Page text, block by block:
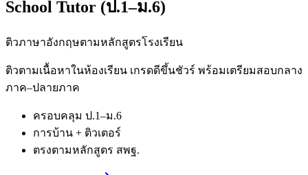
School Tutor (ป.1–ม.6)
ติวภาษาอังกฤษตามหลักสูตรโรงเรียน
ติวตามเนื้อหาในห้องเรียน เกรดดีขึ้นชัวร์ พร้อมเตรียมสอบกลาง
ภาค–ปลายภาค
ครอบคลุม ป.1–ม.6
การบ้าน + ติวเตอร์
ตรงตามหลักสูตร สพฐ.